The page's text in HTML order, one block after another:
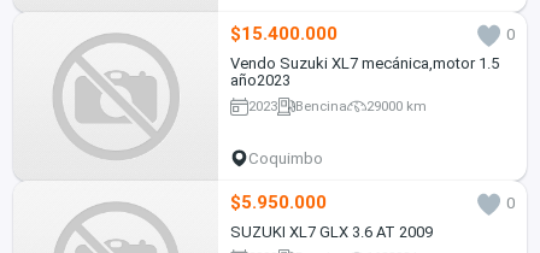
$15.400.000
0
Vendo Suzuki XL7 mecánica,motor 1.5
año2023
2023 Bencina 29000 km
Coquimbo
$5.950.000
0
SUZUKI XL7 GLX 3.6 AT 2009